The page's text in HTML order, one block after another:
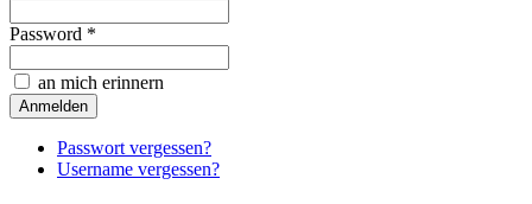
Password *
an mich erinnern
Passwort vergessen?
Username vergessen?